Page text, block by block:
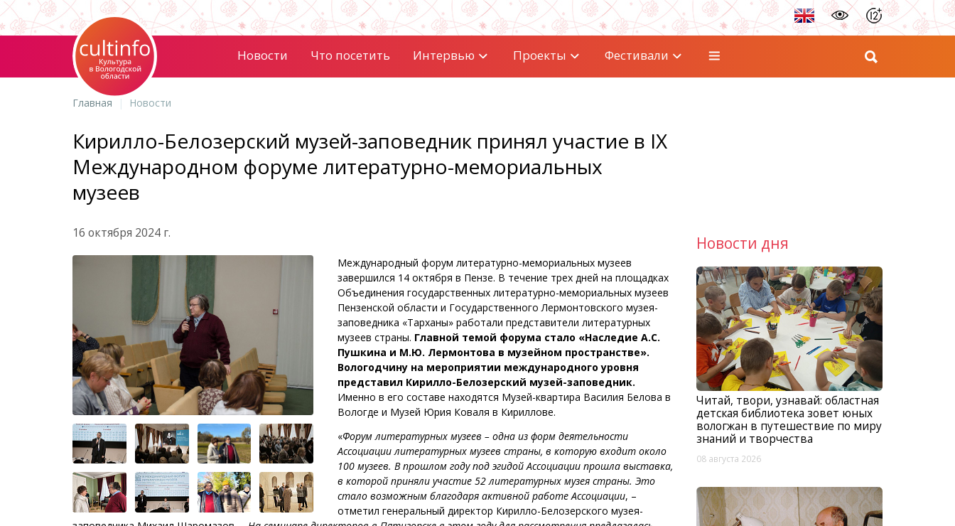
Новости Что посетить Интервью Проекты Фестивали
Главная Новости
Кирилло-Белозерский музей-заповедник принял участие в IX
Международном форуме литературно-мемориальных
музеев
16 октября 2024 г.
Международный форум литературно-мемориальных музеев
завершился 14 октября в Пензе. В течение трех дней на площадках
Объединения государственных литературно-мемориальных музеев
Пензенской области и Государственного Лермонтовского музея-
заповедника «Тарханы» работали представители литературных
музеев страны. Главной темой форума стало «Наследие А.С.
Пушкина и М.Ю. Лермонтова в музейном пространстве».
Вологодчину на мероприятии международного уровня
представил Кирилло-Белозерский музей-заповедник.
Именно в его составе находятся Музей-квартира Василия Белова в
Вологде и Музей Юрия Коваля в Кириллове.
«Форум литературных музеев – одна из форм деятельности
Ассоциации литературных музеев страны, в которую входит около
100 музеев. В прошлом году под эгидой Ассоциации прошла выставка,
в которой приняли участие 52 литературных музея страны. Это
стало возможным благодаря активной работе Ассоциации, –
отметил генеральный директор Кирилло-Белозерского музея-
Новости дня
Читай, твори, узнавай: областная
детская библиотека зовет юных
вологжан в путешествие по миру
знаний и творчества
08 августа 2026